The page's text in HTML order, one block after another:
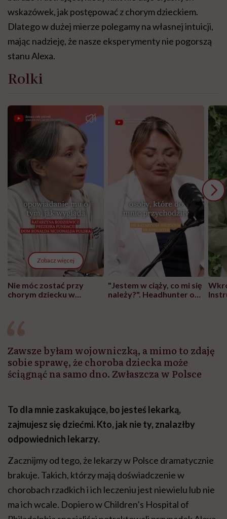
wskazówek, jak postępować z chorym dzieckiem.
Dlatego w dużej mierze polegamy na własnej intuicji,
mając nadzieję, że nasze eksperymenty nie pogorszą
stanu Alexa.
Rolki
Zobacz więcej
Nie móc zostać przy
chorym dziecku w
"Jestem w ciąży, co mi się
należy?". Headhunter o
Zawsze byłam wojowniczką, a mimo to zdaję
sobie sprawę, że choroba dziecka może
ściągnąć na samo dno. Zwłaszcza w Polsce
To dla mnie zaskakujące, bo jesteś lekarką,
zajmujesz się dziećmi. Kto, jak nie ty, znalazłby
odpowiednich lekarzy.
Zacznijmy od tego, że lekarzy w Polsce dramatycznie
brakuje. Takich, którzy mają doświadczenie w
chorobach rzadkich i ich leczeniu jest niewielu lub nie
ma ich wcale. Dopiero w Children’s Hospital of